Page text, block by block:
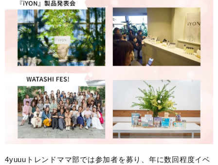
4yuuuトレンドママ部では参加者を募り、年に数回程度イベ